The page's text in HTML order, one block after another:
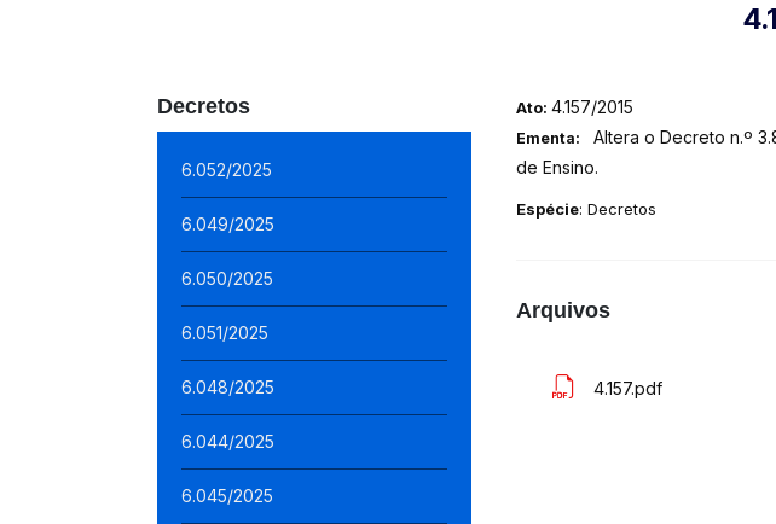
Decretos
6.052/2025
6.049/2025
6.050/2025
6.051/2025
6.048/2025
6.044/2025
6.045/2025
Ato: 4.157/2015
Ementa:
Altera o Decreto n.º
de Ensino.
Espécie: Decretos
Arquivos
4.157.pdf